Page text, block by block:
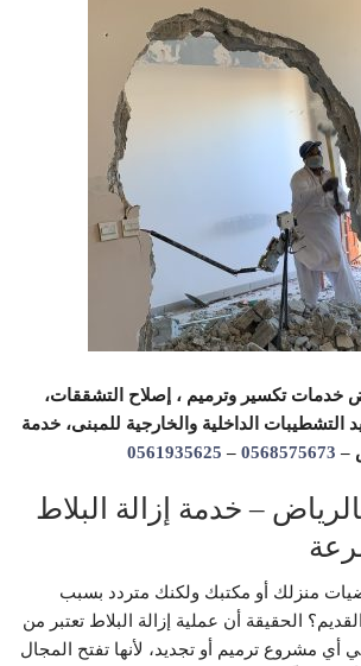
خدمات تكسير وترميم ، إصلاح التشققات،
التشطيبات الداخلية والخارجية للمبنى، خدمة
–
0568575673
–
0561935625
– خدمة إزالة البلاط
منزلك أو مكتبك ولكنك متردد بسبب
الحقيقة أن عملية إزالة البلاط تعتبر من
أي مشروع ترميم أو تجديد، لأنها تفتح المجال